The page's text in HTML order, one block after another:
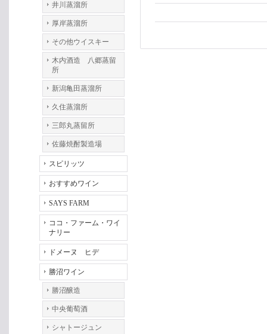
井川蒸溜所
厚岸蒸溜所
その他ウイスキー
木内酒造 八郷蒸留
所
新潟亀田蒸溜所
久住蒸溜所
三郎丸蒸留所
佐藤焼酎製造場
スピリッツ
おすすめワイン
SAYS FARM
ココ・ファーム・ワイ
ナリー
ドメーヌ ヒデ
勝沼ワイン
勝沼醸造
中央葡萄酒
シャトージュン